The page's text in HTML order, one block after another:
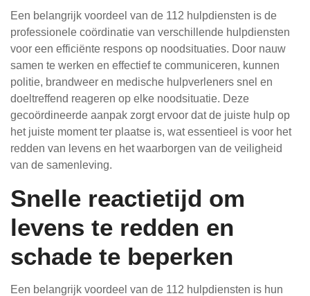
Een belangrijk voordeel van de 112 hulpdiensten is de
professionele coördinatie van verschillende hulpdiensten
voor een efficiënte respons op noodsituaties. Door nauw
samen te werken en effectief te communiceren, kunnen
politie, brandweer en medische hulpverleners snel en
doeltreffend reageren op elke noodsituatie. Deze
gecoördineerde aanpak zorgt ervoor dat de juiste hulp op
het juiste moment ter plaatse is, wat essentieel is voor het
redden van levens en het waarborgen van de veiligheid
van de samenleving.
Snelle reactietijd om
levens te redden en
schade te beperken
Een belangrijk voordeel van de 112 hulpdiensten is hun